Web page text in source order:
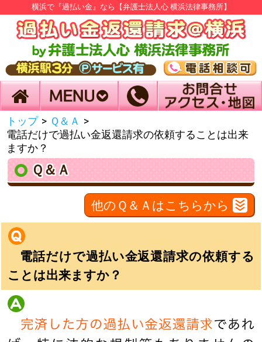
横浜で『過払い金』なら【弁護士法人心 横浜法律事務所】
トップ > Ｑ＆Ａ >
電話だけで過払い金返還請求の依頼することは出来
ますか？
Ｑ＆Ａ
他のＱ＆Ａはこちらから
電話だけで過払い金返還請求の依頼する
ことは出来ますか？